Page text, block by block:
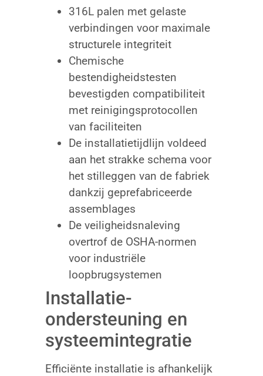
316L palen met gelaste
verbindingen voor maximale
structurele integriteit
Chemische
bestendigheidstesten
bevestigden compatibiliteit
met reinigingsprotocollen
van faciliteiten
De installatietijdlijn voldeed
aan het strakke schema voor
het stilleggen van de fabriek
dankzij geprefabriceerde
assemblages
De veiligheidsnaleving
overtrof de OSHA-normen
voor industriële
loopbrugsystemen
Installatie-
ondersteuning en
systeemintegratie
Efficiënte installatie is afhankelijk